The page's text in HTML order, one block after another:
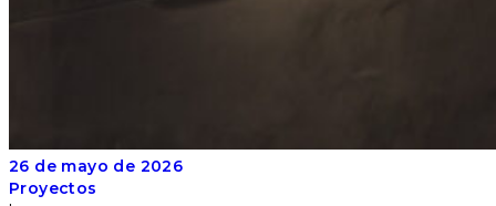
26 de mayo de 2026
Proyectos